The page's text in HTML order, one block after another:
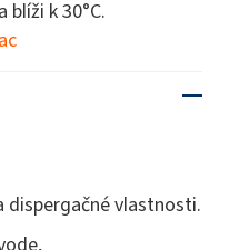
k 30°C.
dispergačné vlastnosti.